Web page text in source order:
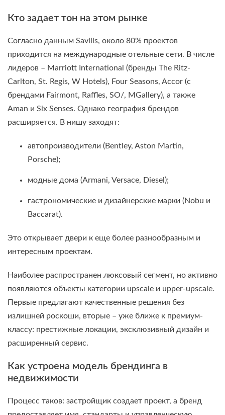
Кто задает тон на этом рынке
Согласно данным Savills, около 80% проектов
приходится на международные отельные сети. В числе
лидеров – Marriott International (бренды The Ritz-
Carlton, St. Regis, W Hotels), Four Seasons, Accor (с
брендами Fairmont, Raffles, SO/, MGallery), а также
Aman и Six Senses. Однако география брендов
расширяется. В нишу заходят:
автопроизводители (Bentley, Aston Martin,
Porsche);
модные дома (Armani, Versace, Diesel);
гастрономические и дизайнерские марки (Nobu и
Baccarat).
Это открывает двери к еще более разнообразным и
интересным проектам.
Наиболее распространен люксовый сегмент, но активно
появляются объекты категории upscale и upper-upscale.
Первые предлагают качественные решения без
излишней роскоши, вторые – уже ближе к премиум-
классу: престижные локации, эксклюзивный дизайн и
расширенный сервис.
Как устроена модель брендинга в
недвижимости
Процесс таков: застройщик создает проект, а бренд